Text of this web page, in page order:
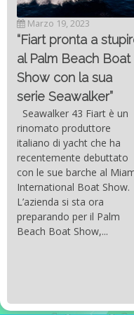
Marzo 19, 2023
“Fiart pronta a
al Palm Beach Boat
Show con la sua
serie Seawalker”
Seawalker 43 Fiart è un
rinomato produttore
italiano di yacht che ha
recentemente debuttato
con le sue barche al
International Boat Show.
L’azienda si sta ora
preparando per il Palm
Beach Boat Show,...